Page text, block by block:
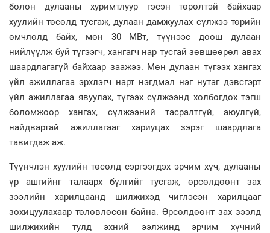
болон дулааны хуримтлуур гэсэн төрөлтэй байхаар
хуулийн төсөлд тусгаж, дулаан дамжуулах сүлжээ төрийн
өмчлөлд байх, мөн 30 МВт, түүнээс доош дулаан
нийлүүлж буй түгээгч, хангагч нар тусгай зөвшөөрөл авах
шаардлагагүй байхаар заажээ. Мөн дулаан түгээх хангах
үйл ажиллагаа эрхлэгч нарт нэгдмэл нэг нутаг дэвсгэрт
үйл ажиллагаа явуулах, түгээх сүлжээнд холбогдох тэгш
боломжоор хангах, сүлжээний тасралтгүй, аюулгүй,
найдвартай ажиллагааг хариуцах зэрэг шаардлага
тавигдаж аж.
Түүнчлэн хуулийн төсөлд сэргээгдэх эрчим хүч, дулааны
үр ашгийнг талаарх бүлгийг тусгаж, өрсөлдөөнт зах
зээлийн харилцаанд шилжихэд чиглэсэн харилцааг
зохицуулахаар төлөвлөсөн байна. Өрсөлдөөнт зах зээлд
шилжихийн тулд эхний ээлжинд эрчим хүчний